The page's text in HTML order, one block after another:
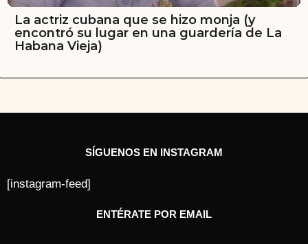
La actriz cubana que se hizo monja (y
encontró su lugar en una guardería de La
Habana Vieja)
SÍGUENOS EN INSTAGRAM
[instagram-feed]
ENTÉRATE POR EMAIL